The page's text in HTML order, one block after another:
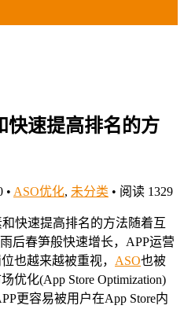
快速提高排名的方
• ASO优化, 未分类 • 阅读 1329
随着互
后春笋般快速增长，APP运营
也越来越被重视， ASO也被
优化(App Store Optimization)
更容易被用户在App Store内